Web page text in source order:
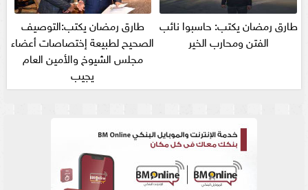
طارق رمضان يكتب: حاسبوا نائب
الفتن ومحارب الخير
طارق رمضان يكتب:التوصيف
الصحيح لطبيعة إختصاصات أعضاء
مجلس الشيوخ والأمين العام
يجيب